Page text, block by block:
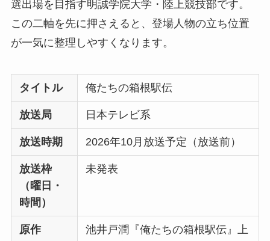
選出場を目指す明誠学院大学・陸上競技部です。
この二軸を先に押さえると、登場人物の立ち位置
が一気に整理しやすくなります。
タイトル 俺たちの箱根駅伝
放送局 日本テレビ系
放送時期 2026年10月放送予定（放送前）
放送枠
（曜日・
時間）
未発表
原作
池井戸潤『俺たちの箱根駅伝』上